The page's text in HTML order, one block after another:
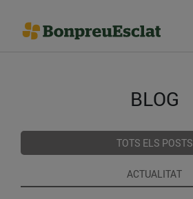
BLOG
TOTS ELS POSTS
ACTUALITAT